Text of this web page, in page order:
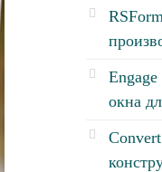
окна